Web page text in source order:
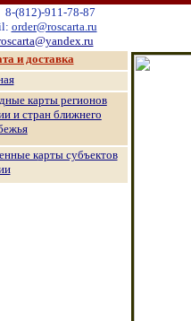
8-(812)-911-78-87
order@roscarta.ru
и доставка
карты регионов
и стран ближнего
карты субъектов